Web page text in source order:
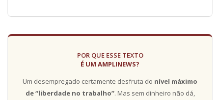
POR QUE ESSE TEXTO
É UM AMPLINEWS?
Um desempregado certamente desfruta do nível máximo
de “liberdade no trabalho”. Mas sem dinheiro não dá,